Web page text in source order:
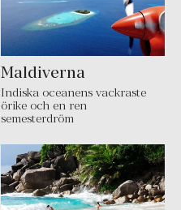
Maldiverna
Indiska oceanens vackraste
örike och en ren
semesterdröm